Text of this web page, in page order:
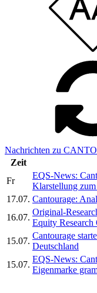
Nachrichten zu
Zeit
Fr
EQS-News:
Klarstellung
17.07. Cantourage:
16.07.
Original-
Equity
15.07.
Cantourage
Deutschland
15.07.
EQS-News:
Eigenmarke